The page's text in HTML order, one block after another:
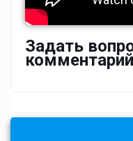
Задать
комментарий